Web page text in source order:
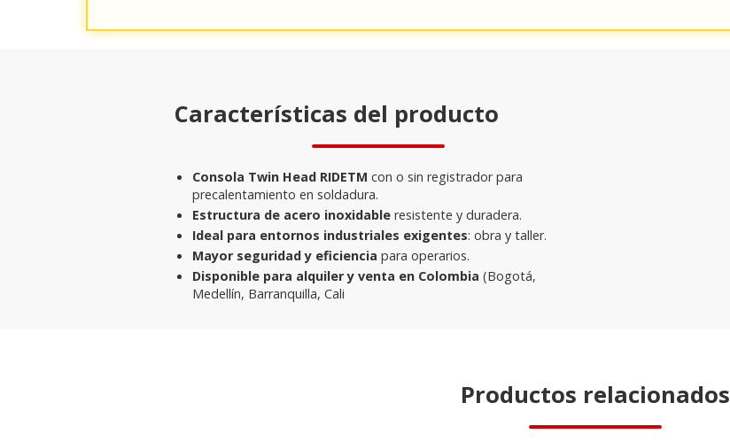
Características del producto
Consola Twin Head RIDETM con o sin registrador para
precalentamiento en soldadura.
Estructura de acero inoxidable resistente y duradera.
Ideal para entornos industriales exigentes: obra y taller.
Mayor seguridad y eficiencia para operarios.
Disponible para alquiler y venta en Colombia (Bogotá,
Medellín, Barranquilla, Cali
Productos relacionados